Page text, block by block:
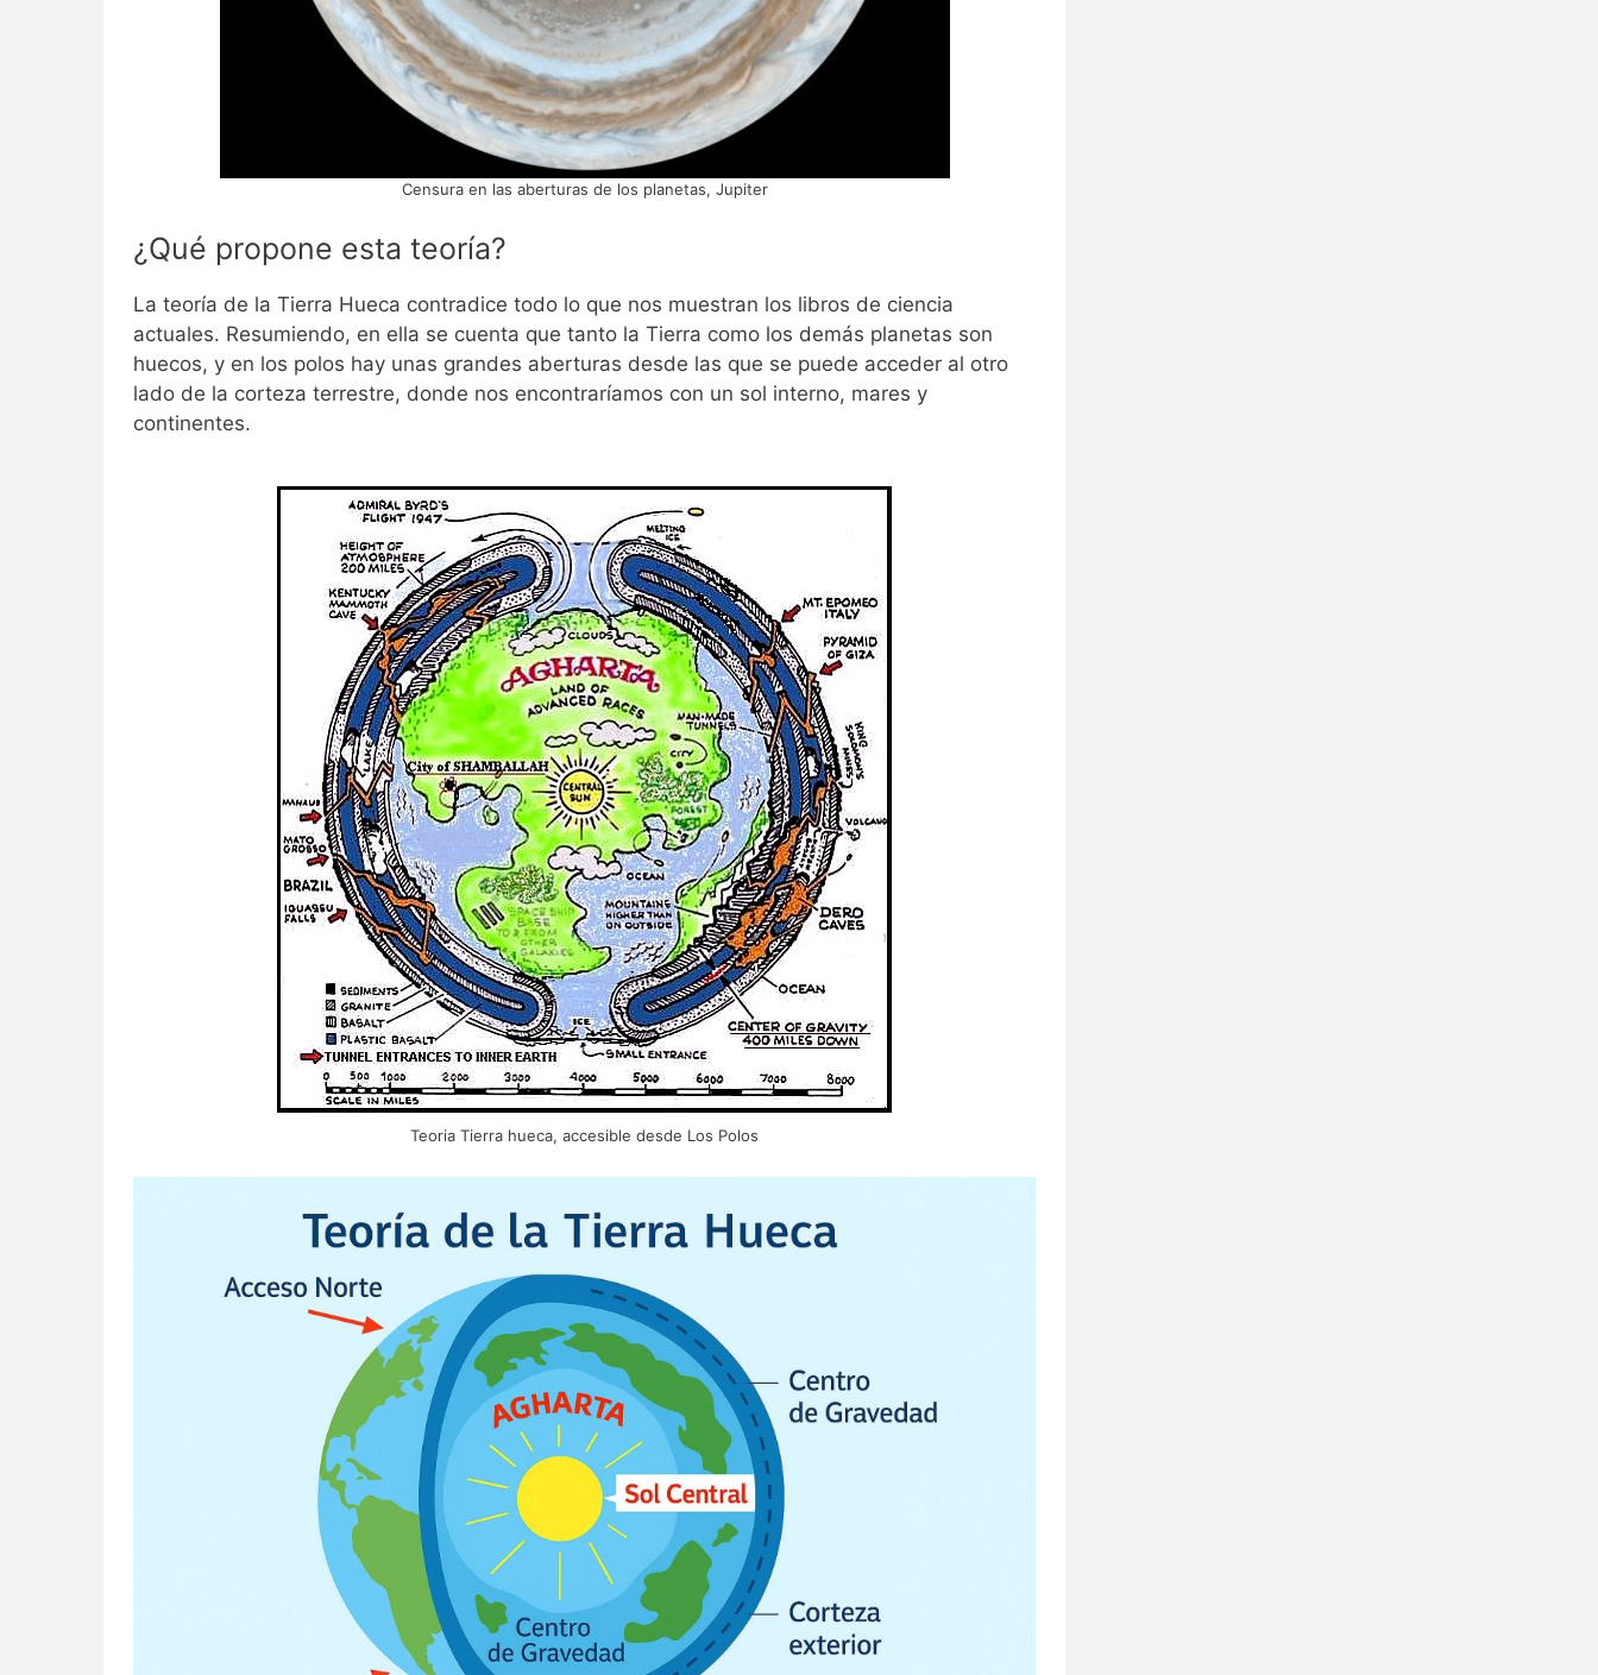
Censura en las aberturas de los planetas, Jupiter
¿Qué propone esta teoría?
La teoría de la Tierra Hueca contradice todo lo que nos muestran los libros de ciencia
actuales. Resumiendo, en ella se cuenta que tanto la Tierra como los demás planetas son
huecos, y en los polos hay unas grandes aberturas desde las que se puede acceder al otro
lado de la corteza terrestre, donde nos encontraríamos con un sol interno, mares y
continentes.
Teoria Tierra hueca, accesible desde Los Polos